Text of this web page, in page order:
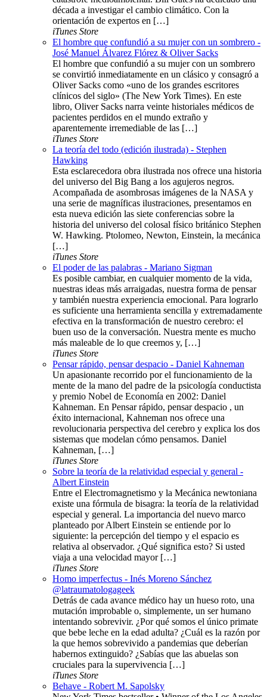
década a investigar el cambio climático. Con la
orientación de expertos en […]
iTunes Store
El hombre que confundió a su mujer con un sombrero -
José Manuel Álvarez Flórez & Oliver Sacks
El hombre que confundió a su mujer con un sombrero
se convirtió inmediatamente en un clásico y consagró a
Oliver Sacks como «uno de los grandes escritores
clínicos del siglo» (The New York Times). En este
libro, Oliver Sacks narra veinte historiales médicos de
pacientes perdidos en el mundo extraño y
aparentemente irremediable de las […]
iTunes Store
La teoría del todo (edición ilustrada) - Stephen
Hawking
Esta esclarecedora obra ilustrada nos ofrece una historia
del universo del Big Bang a los agujeros negros.
Acompañada de asombrosas imágenes de la NASA y
una serie de magníficas ilustraciones, presentamos en
esta nueva edición las siete conferencias sobre la
historia del universo del colosal físico británico Stephen
W. Hawking. Ptolomeo, Newton, Einstein, la mecánica
[…]
iTunes Store
El poder de las palabras - Mariano Sigman
Es posible cambiar, en cualquier momento de la vida,
nuestras ideas más arraigadas, nuestra forma de pensar
y también nuestra experiencia emocional. Para lograrlo
es suficiente una herramienta sencilla y extremadamente
efectiva en la transformación de nuestro cerebro: el
buen uso de la conversación. Nuestra mente es mucho
más maleable de lo que creemos y, […]
iTunes Store
Pensar rápido, pensar despacio - Daniel Kahneman
Un apasionante recorrido por el funcionamiento de la
mente de la mano del padre de la psicología conductista
y premio Nobel de Economía en 2002: Daniel
Kahneman. En Pensar rápido, pensar despacio , un
éxito internacional, Kahneman nos ofrece una
revolucionaria perspectiva del cerebro y explica los dos
sistemas que modelan cómo pensamos. Daniel
Kahneman, […]
iTunes Store
Sobre la teoría de la relatividad especial y general -
Albert Einstein
Entre el Electromagnetismo y la Mecánica newtoniana
existe una fórmula de bisagra: la teoría de la relatividad
especial y general. La importancia del nuevo marco
planteado por Albert Einstein se entiende por lo
siguiente: la percepción del tiempo y el espacio es
relativa al observador. ¿Qué significa esto? Si usted
viaja a una velocidad mayor […]
iTunes Store
Homo imperfectus - Inés Moreno Sánchez
@latraumatologageek
Detrás de cada avance médico hay un hueso roto, una
mutación improbable o, simplemente, un ser humano
intentando sobrevivir. ¿Por qué somos el único primate
que bebe leche en la edad adulta? ¿Cuál es la razón por
la que hemos sobrevivido a pandemias que deberían
habernos extinguido? ¿Sabías que las abuelas son
cruciales para la supervivencia […]
iTunes Store
Behave - Robert M. Sapolsky